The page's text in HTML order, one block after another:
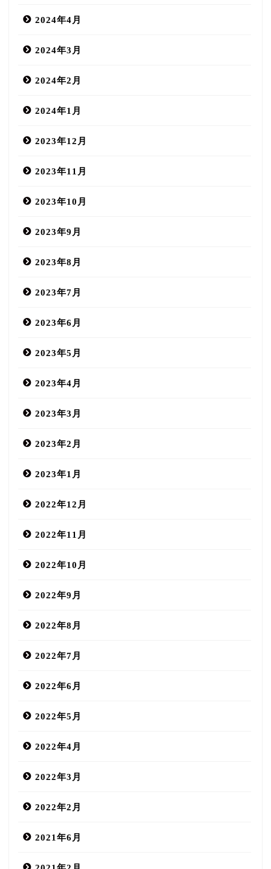
2024年4月
2024年3月
2024年2月
2024年1月
2023年12月
2023年11月
2023年10月
2023年9月
2023年8月
2023年7月
2023年6月
2023年5月
2023年4月
2023年3月
2023年2月
2023年1月
2022年12月
2022年11月
2022年10月
2022年9月
2022年8月
2022年7月
2022年6月
2022年5月
2022年4月
2022年3月
2022年2月
2021年6月